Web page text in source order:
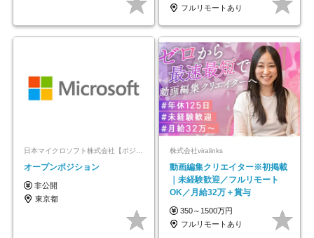
フルリモートあり
日本マイクロソフト株式会社【ポジションマッチ登録】
オープンポジション
非公開
東京都
株式会社viralinks
動画編集クリエイター※初掲載
｜未経験歓迎／フルリモート
OK／月給32万＋賞与
350～1500万円
フルリモートあり